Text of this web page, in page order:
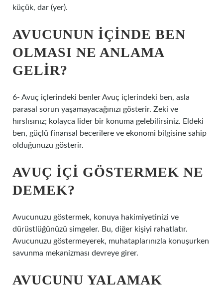
küçük, dar (yer).
AVUCUNUN IÇINDE BEN
OLMASI NE ANLAMA
GELIR?
6- Avuç içlerindeki benler Avuç içlerindeki ben, asla
parasal sorun yaşamayacağınızı gösterir. Zeki ve
hırslısınız; kolayca lider bir konuma gelebilirsiniz. Eldeki
ben, güçlü finansal becerilere ve ekonomi bilgisine sahip
olduğunuzu gösterir.
AVUÇ IÇI GÖSTERMEK NE
DEMEK?
Avucunuzu göstermek, konuya hakimiyetinizi ve
dürüstlüğünüzü simgeler. Bu, diğer kişiyi rahatlatır.
Avucunuzu göstermeyerek, muhataplarınızla konuşurken
savunma mekanizması devreye girer.
AVUCUNU YALAMAK